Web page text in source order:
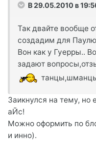
В 29.05.2010 в
Так двайте вообще
создадим для
Вон как у Гуерры..
задают
Заикнулся на тему, но
аЙс!
Можно оформить по
и инно).